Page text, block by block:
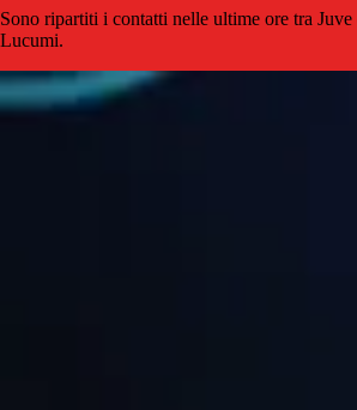
Sono ripartiti i contatti nelle ultime ore tra
Lucumi.